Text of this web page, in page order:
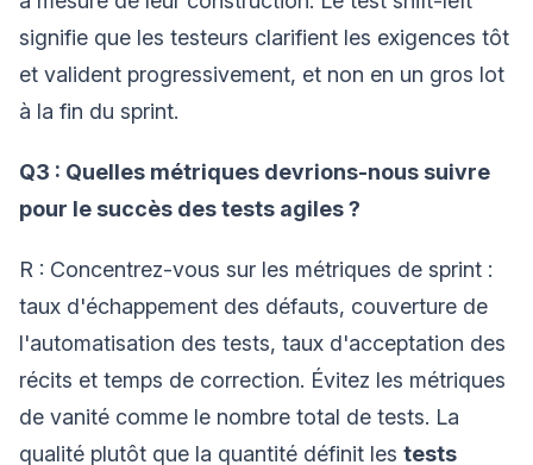
signifie que les testeurs clarifient les exigences tôt
et valident progressivement, et non en un gros lot
à la fin du sprint.
Q3 : Quelles métriques devrions-nous suivre
pour le succès des tests agiles ?
R : Concentrez-vous sur les métriques de sprint :
taux d'échappement des défauts, couverture de
l'automatisation des tests, taux d'acceptation des
récits et temps de correction. Évitez les métriques
de vanité comme le nombre total de tests. La
qualité plutôt que la quantité définit les tests